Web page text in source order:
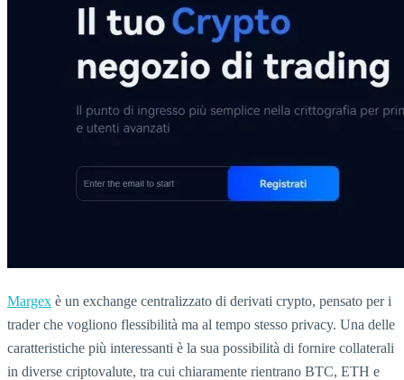
Margex è un exchange centralizzato di derivati crypto, pensato per i
trader che vogliono flessibilità ma al tempo stesso privacy. Una delle
caratteristiche più interessanti è la sua possibilità di fornire collaterali
in diverse criptovalute, tra cui chiaramente rientrano BTC, ETH e